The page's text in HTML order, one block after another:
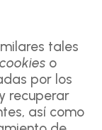
tales
cookies o
por los
recuperar
así como